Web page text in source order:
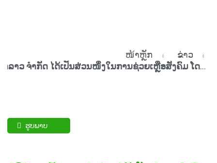
ໜ້າຫຼັກ ຂ່າວ
ບໍລິສັດ ເຫຼົ້າລາວ ຈຳກັດ ໄດ້ເປັນສ່ວນໜຶ່ງໃນການຊ່ວຍເຫຼືອສັງຄົມ ໂດຍການມອບເຫຼົ້າຂ້າເຊື້ອໃຫ້ກັບໂຮງໝໍເພື່ອນຳເຂົ້າໃຊ້ໃນການຊ່ວຍເຫຼືອ ແລະ ຕໍ່ສູ້ກັບການແຜ່ລະບາດຄັ້ງທີ່ສອງຂອງພະຍາດ covid-19
ຮູບພາບ